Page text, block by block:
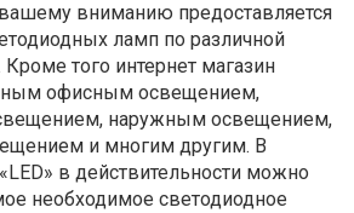
вниманию предоставляется
ламп по различной
того интернет магазин
офисным освещением,
наружным освещением,
и многим другим. В
в действительности можно
необходимое светодиодное